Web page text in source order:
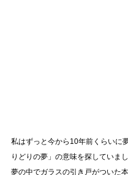
私はずっと今から10年前くらいに
りどりの夢」の意味を探していまし
夢の中でガラスの引き戸がついた